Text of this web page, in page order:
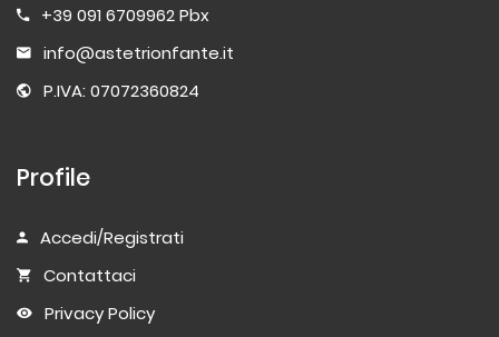
+39 091 6709962 Pbx
info@astetrionfante.it
P.IVA: 07072360824
Profile
Accedi/Registrati
Contattaci
Privacy Policy